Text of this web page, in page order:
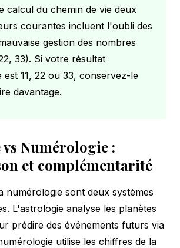
calcul du chemin de vie deux
courantes incluent l'oubli des
gestion des nombres
33). Si votre résultat
est 11, 22 ou 33, conservez-le
davantage.
Numérologie :
et complémentarité
numérologie sont deux systèmes
L'astrologie analyse les planètes
prédire des événements futurs via
utilise les chiffres de la